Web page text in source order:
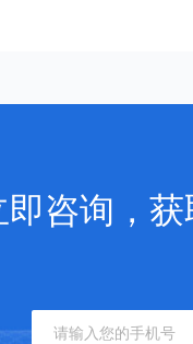
即咨询，